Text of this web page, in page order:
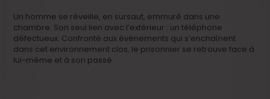
Un homme se réveille, en sursaut, emmuré dans une
chambre. Son seul lien avec l’extérieur : un téléphone
défectueux. Confronté aux événements qui s’enchaînent
dans cet environnement clos, le prisonnier se retrouve face à
lui-même et à son passé.